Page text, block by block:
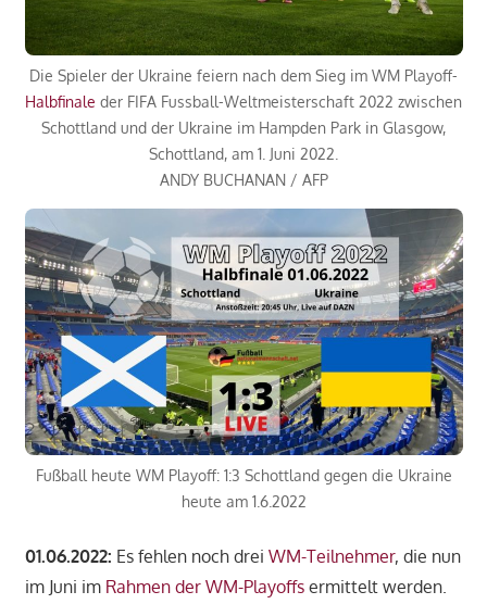
Die Spieler der Ukraine feiern nach dem Sieg im WM Playoff-
Halbfinale der FIFA Fussball-Weltmeisterschaft 2022 zwischen
Schottland und der Ukraine im Hampden Park in Glasgow,
Schottland, am 1. Juni 2022.
ANDY BUCHANAN / AFP
Fußball heute WM Playoff: 1:3 Schottland gegen die Ukraine
heute am 1.6.2022
01.06.2022: Es fehlen noch drei WM-Teilnehmer, die nun
im Juni im Rahmen der WM-Playoffsermittelt werden.